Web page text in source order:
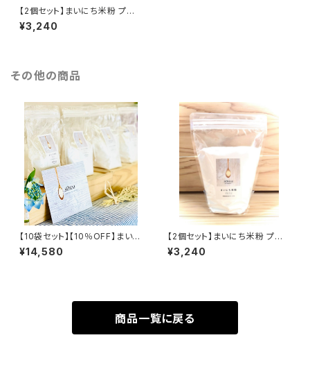
【2個セット】まいにち米粉 プレ
ーン 500g
¥3,240
その他の商品
【10袋セット】【10％OFF】まいに
ち米粉 プレーン 500g
¥14,580
【2個セット】まいにち米粉 プレ
ーン 500g
¥3,240
商品一覧に戻る